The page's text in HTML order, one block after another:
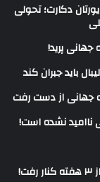
دکارت؛ تحولی
پرید!
باید جبران کند
جهانی از دست رفت
ناامید نشده است!